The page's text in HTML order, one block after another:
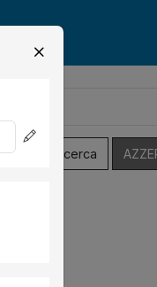
Salva Ricerca